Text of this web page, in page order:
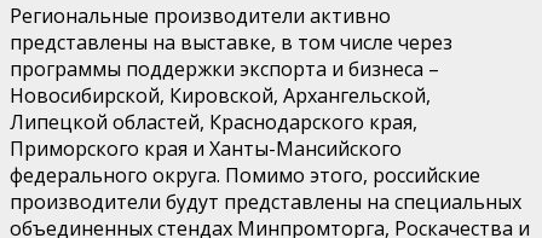
Региональные производители активно
представлены на выставке, в том числе через
программы поддержки экспорта и бизнеса –
Новосибирской, Кировской, Архангельской,
Липецкой областей, Краснодарского края,
Приморского края и Ханты-Мансийского
федерального округа. Помимо этого, российские
производители будут представлены на специальных
объединенных стендах Минпромторга, Роскачества и